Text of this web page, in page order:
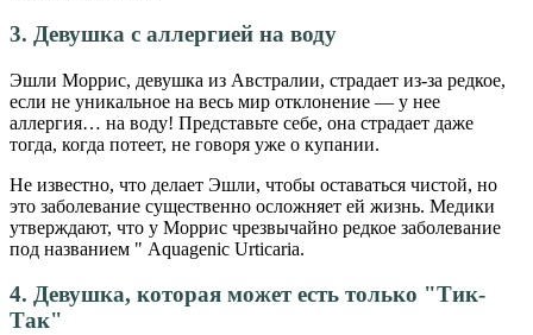
3. Девушка с аллергией на воду
Эшли Моррис, девушка из Австралии, страдает из-за редкое,
если не уникальное на весь мир отклонение — у нее
аллергия… на воду! Представьте себе, она страдает даже
тогда, когда потеет, не говоря уже о купании.
Не известно, что делает Эшли, чтобы оставаться чистой, но
это заболевание существенно осложняет ей жизнь. Медики
утверждают, что у Моррис чрезвычайно редкое заболевание
под названием " Aquagenic Urticaria.
4. Девушка, которая может есть только "Тик-
Так"